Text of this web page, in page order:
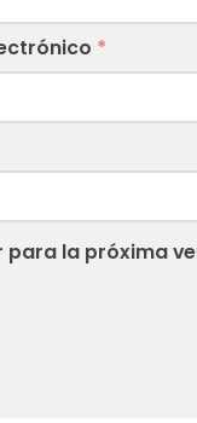
*
la próxima